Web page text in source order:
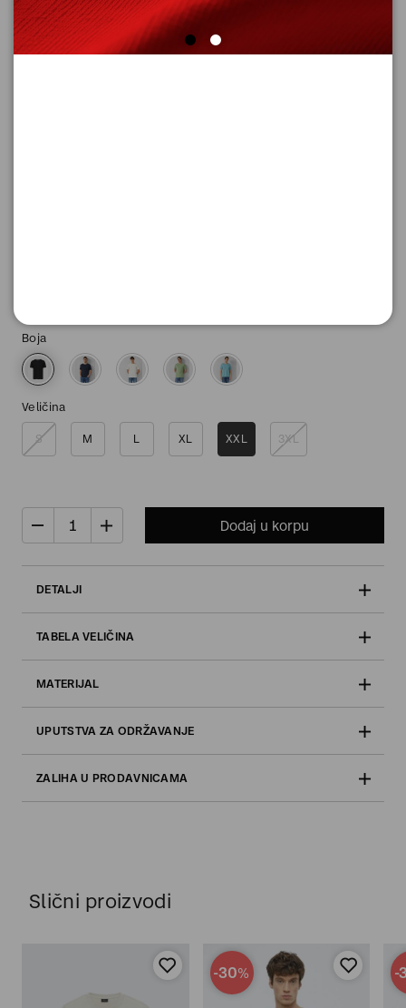
Boja
Veličina
S M L XL XXL 3XL
Dodaj u korpu
DETALJI
TABELA VELIČINA
MATERIJAL
UPUTSTVA ZA ODRŽAVANJE
ZALIHA U PRODAVNICAMA
Slični proizvodi
-30% -